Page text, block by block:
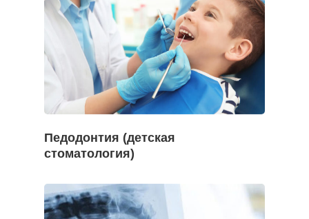
Педодонтия (детская
стоматология)